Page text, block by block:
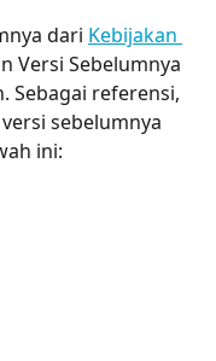
dari Kebijakan
Versi Sebelumnya
Sebagai referensi,
sebelumnya
ini: